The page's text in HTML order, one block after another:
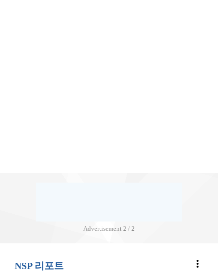
Advertisement 2 / 2
NSP 리포트 more_vert